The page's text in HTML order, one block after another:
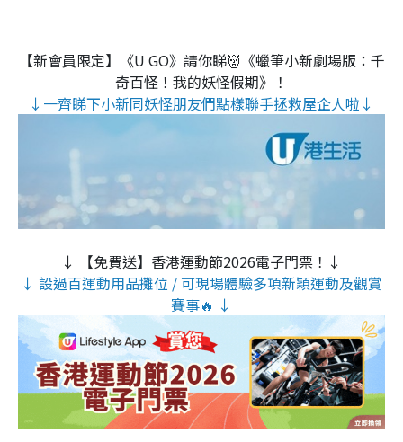
【新會員限定】《U GO》請你睇👹《蠟筆小新劇場版：千
奇百怪！我的妖怪假期》！
↓一齊睇下小新同妖怪朋友們點樣聯手拯救屋企人啦↓
↓ 【免費送】香港運動節2026電子門票！↓
↓ 設過百運動用品攤位 / 可現場體驗多項新穎運動及觀賞
賽事🔥 ↓